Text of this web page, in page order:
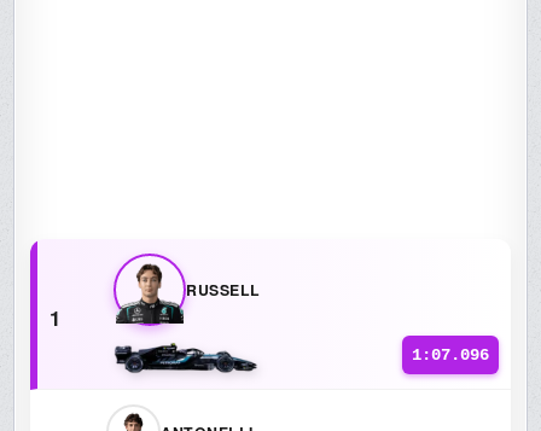
1
RUSSELL
1:07.096